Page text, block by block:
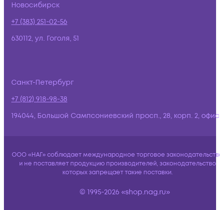
Новосибирск
+7 (383) 251-02-56
630112, ул. Гоголя, 51
Санкт-Петербург
+7 (812) 918-98-38
194044, Большой Сампсониевский просп., 28, корп. 2,
ООО «НАГ» соблюдает международное торговое
и не поставляет продукцию производителей, законодательство
которых запрещает такие поставки.
© 1995-2026 «shop.nag.ru»